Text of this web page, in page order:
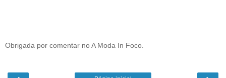
Obrigada por comentar no A Moda In Foco.